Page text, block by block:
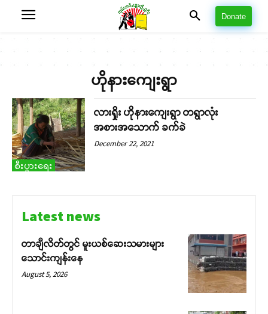
Donate
ဟိုနားကျေးရွာ
စီးပွားရေး
လားရှိုး ဟိုနားကျေးရွာ တရွာလုံး
အစားအသောက် ခက်ခဲ
December 22, 2021
Latest news
တာချီလိတ်တွင် မူးယစ်ဆေးသမားများ
သောင်းကျန်းနေ
August 5, 2026